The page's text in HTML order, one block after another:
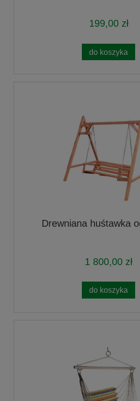
199,00 zł
do koszyka
Drewniana huśtawka
1 800,00 zł
do koszyka